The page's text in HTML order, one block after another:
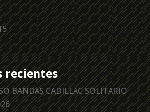
recientes
BANDAS CADILLAC SOLITARIO